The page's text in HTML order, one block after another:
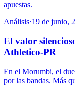
apuestas.
Análisis·19 de junio,
El valor
Athletico-PR
En el Morumbi, el
por las bandas. Más